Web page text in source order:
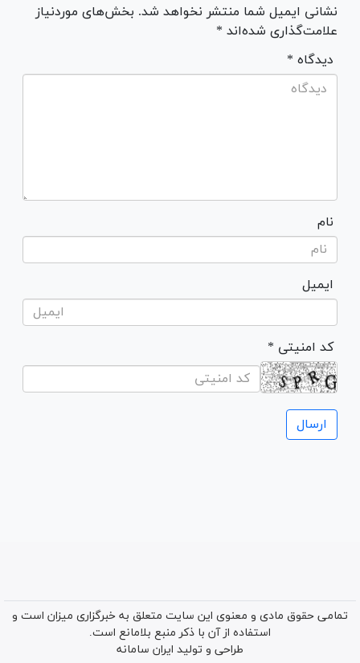
نشانی ایمیل شما منتشر نخواهد شد. بخش‌های موردنیاز
علامت‌گذاری شده‌اند *
* دیدگاه
نام
ایمیل
* کد امنیتی
تمامی حقوق مادی و معنوی این سایت متعلق به خبرگزاری میزان است و
استفاده از آن با ذکر منبع بلامانع است.
طراحی و تولید ایران سامانه